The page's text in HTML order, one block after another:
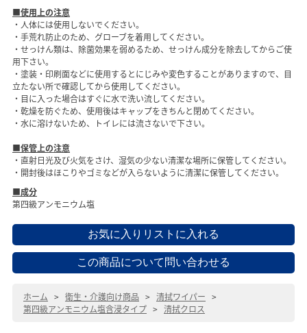
■使用上の注意
・人体には使用しないでください。
・手荒れ防止のため、グローブを着用してください。
・せっけん類は、除菌効果を弱めるため、せっけん成分を除去してからご使
用下さい。
・塗装・印刷面などに使用するとにじみや変色することがありますので、目
立たない所で確認してから使用してください。
・目に入った場合はすぐに水で洗い流してください。
・乾燥を防ぐため、使用後はキャップをきちんと閉めてください。
・水に溶けないため、トイレには流さないで下さい。
■保管上の注意
・直射日光及び火気をさけ、湿気の少ない清潔な場所に保管してください。
・開封後はほこりやゴミなどが入らないように清潔に保管してください。
■成分
第四級アンモニウム塩
ホーム > 衛生・介護向け商品 > 清拭ワイパー >
第四級アンモニウム塩含浸タイプ > 清拭クロス